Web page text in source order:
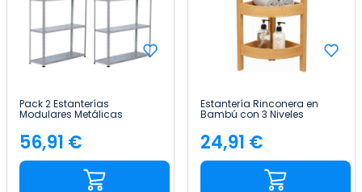
Pack 2 Estanterías
Modulares Metálicas
200kg 180x30x90cm 7house
Precio
56,91 €
Estantería Rinconera en
Bambú con 3 Niveles
Home
Precio
24,91 €